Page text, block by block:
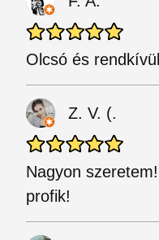
Olcsó és
Z. V. (.
Nagyon
profik!